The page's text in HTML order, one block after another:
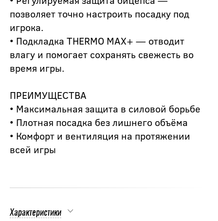
позволяет точно настроить посадку под
игрока.
• Подкладка THERMO MAX+ — отводит
влагу и помогает сохранять свежесть во
время игры.
ПРЕИМУЩЕСТВА
• Максимальная защита в силовой борьбе
• Плотная посадка без лишнего объёма
• Комфорт и вентиляция на протяжении
всей игры
Характеристики